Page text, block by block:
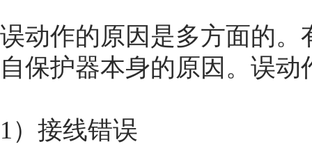
误动作的原因是多方面的
自保护器本身的原因。误
1）接线错误